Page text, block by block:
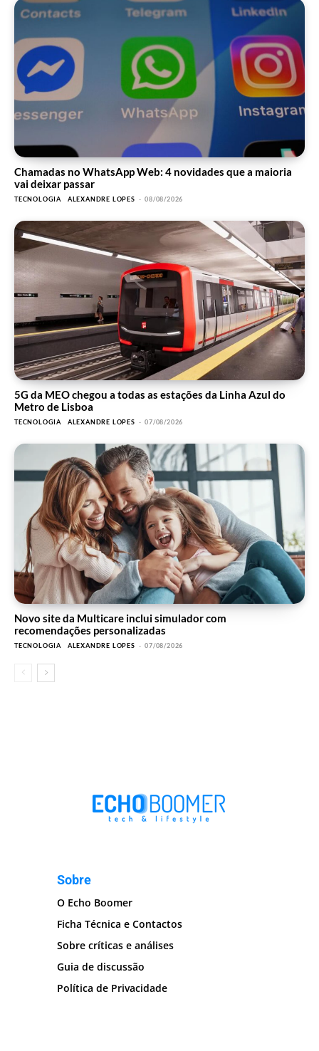
Chamadas no WhatsApp Web: 4 novidades que a maioria
vai deixar passar
TECNOLOGIA ALEXANDRE LOPES - 08/08/2026
5G da MEO chegou a todas as estações da Linha Azul do
Metro de Lisboa
TECNOLOGIA ALEXANDRE LOPES - 07/08/2026
Novo site da Multicare inclui simulador com
recomendações personalizadas
TECNOLOGIA ALEXANDRE LOPES - 07/08/2026
Sobre
O Echo Boomer
Ficha Técnica e Contactos
Sobre críticas e análises
Guia de discussão
Política de Privacidade